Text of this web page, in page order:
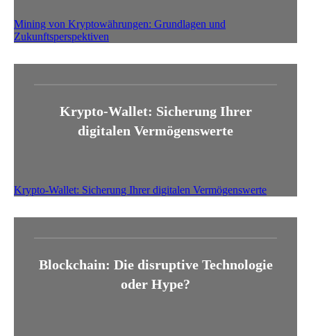
Mining von Kryptowährungen: Grundlagen und
Zukunftsperspektiven
Krypto-Wallet: Sicherung Ihrer
digitalen Vermögenswerte
Krypto-Wallet: Sicherung Ihrer digitalen Vermögenswerte
Blockchain: Die disruptive Technologie
oder Hype?